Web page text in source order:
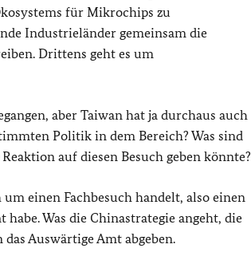
für Mikrochips zu
Industrieländer gemeinsam die
Drittens geht es um
aber Taiwan hat ja durchaus auch
Politik in dem Bereich? Was sind
auf diesen Besuch geben könnte?
einen Fachbesuch handelt, also einen
Was die Chinastrategie angeht, die
Auswärtige Amt abgeben.